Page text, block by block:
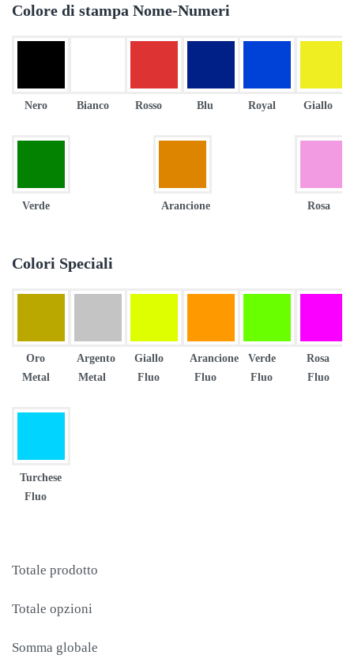
Colore di stampa Nome-Numeri
Nero Bianco Rosso Blu Royal Giallo
Verde Arancione Rosa
Colori Speciali
Oro
Metal
Argento
Metal
Giallo
Fluo
Arancione
Fluo
Verde
Fluo
Rosa
Fluo
Turchese
Fluo
Totale prodotto
Totale opzioni
Somma globale